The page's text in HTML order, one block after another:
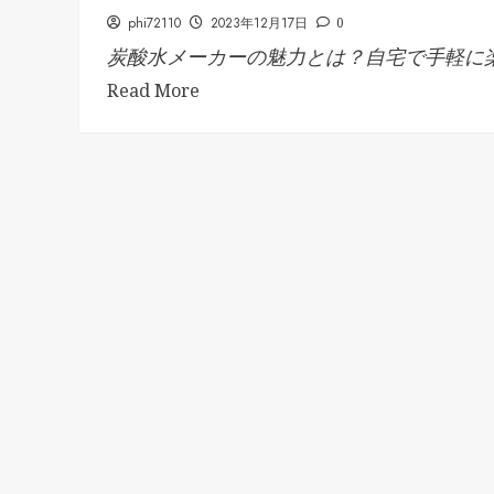
phi72110 2023年12月17日 0
炭酸水メーカーの魅力とは？自宅で手軽に
Read More